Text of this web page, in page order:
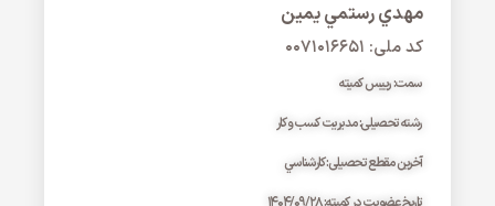
مهدي رستمي يمين
کد ملی: ۰۰۷۱۰۱۶۶۵۱
سمت: رییس کمیته
رشته تحصیلی: مديريت کسب و کار
آخرین مقطع تحصیلی: کارشناسي